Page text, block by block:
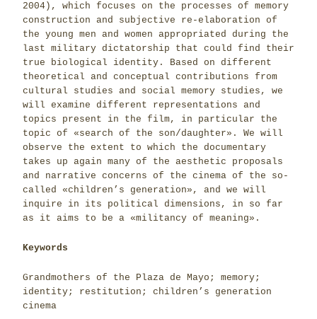
2004), which focuses on the processes of memory
construction and subjective re-elaboration of
the young men and women appropriated during the
last military dictatorship that could find their
true biological identity. Based on different
theoretical and conceptual contributions from
cultural studies and social memory studies, we
will examine different representations and
topics present in the film, in particular the
topic of «search of the son/daughter». We will
observe the extent to which the documentary
takes up again many of the aesthetic proposals
and narrative concerns of the cinema of the so-
called «children’s generation», and we will
inquire in its political dimensions, in so far
as it aims to be a «militancy of meaning».
Keywords
Grandmothers of the Plaza de Mayo; memory;
identity; restitution; children’s generation
cinema